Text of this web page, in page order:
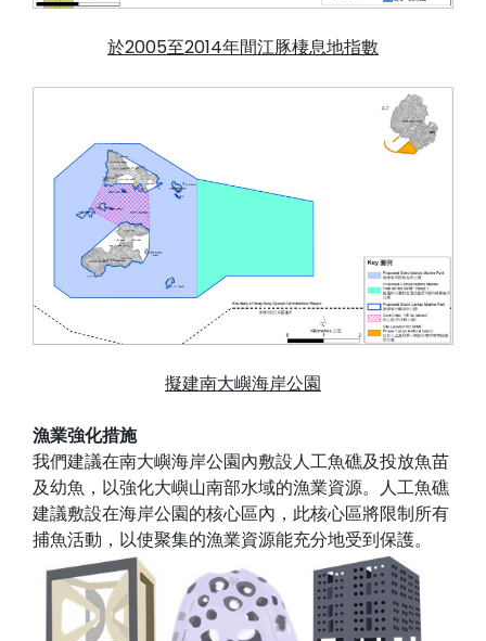
於2005至2014年間江豚棲息地指數
擬建南大嶼海岸公園
漁業強化措施
我們建議在南大嶼海岸公園內敷設人工魚礁及投放魚苗
及幼魚，以強化大嶼山南部水域的漁業資源。人工魚礁
建議敷設在海岸公園的核心區內，此核心區將限制所有
捕魚活動，以使聚集的漁業資源能充分地受到保護。